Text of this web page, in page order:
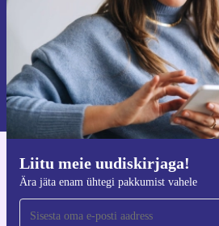
Liitu meie uudiskirjaga!
Ära jäta enam ühtegi pakkumist vahele
Registreeru
Teavet isikuandmete kasutamise kohta leiate
privaatsuspoliitikast.
Hangi refurbed
iOS-i ja Androidi